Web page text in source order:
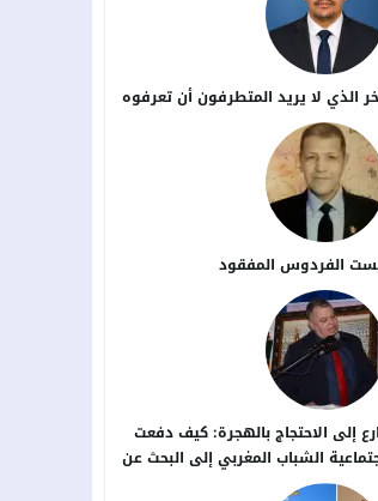
الذي لا يريد المتطرفون أن تعرفوه
الفردوس المفقود
إلى الاحتجاج بالهجرة: كيف دفعت
الشباب المغربي إلى البحث عن
بدائل خارج الوطن؟